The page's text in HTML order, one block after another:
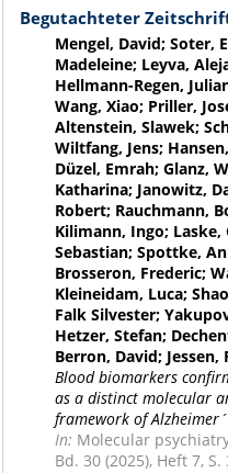
Begutachteter
Mengel, David; Soter,
Madeleine; Leyva,
Hellmann-Regen,
Wang, Xiao; Priller,
Altenstein, Slawek;
Wiltfang, Jens;
Düzel, Emrah; Glanz,
Katharina; Janowitz,
Robert; Rauchmann,
Kilimann, Ingo;
Sebastian; Spottke,
Brosseron, Frederic;
Kleineidam, Luca;
Falk Silvester;
Hetzer, Stefan;
Berron, David;
Blood biomarkers
as a distinct molecular
framework of
In: Molecular
Bd. 30 (2025), Heft 7, S.